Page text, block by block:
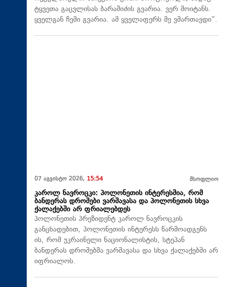
ტყვეთა გაცვლისას ბარამიძის გვარია. ვერ მოიტანს.
ყველგან ჩემი გვარია. ამ ყველაფერს მე ვმართავდი“.
07 აგვისტო 2026, 15:54 მსოფლიო
კაროლ ნავროცკი: პოლონეთის ინტერესშია, რომ
ბანდერას დროშები ვარშავასა და პოლონეთის სხვა
ქალაქებში არ ფრიალებდეს
პოლონეთის პრეზიდენტ კაროლ ნავროცკის
განცხადებით, პოლონეთის ინტერესს წარმოადგენს
ის, რომ უკრაინელი ნაციონალისტის, სტეპან
ბანდერას დროშებმა ვარშავასა და სხვა ქალაქებში არ
იფრიალოს.